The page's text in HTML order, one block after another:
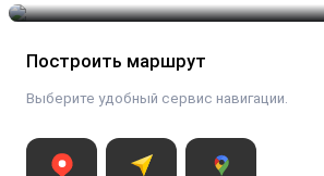
Открыть карту
Построить маршрут
Выберите удобный сервис навигации.